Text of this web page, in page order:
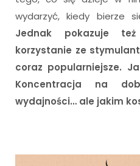
wydarzyć, kiedy bierze
Jednak pokazuje
korzystanie ze
coraz popularniejsze.
Koncentracja na
wydajności… ale jakim